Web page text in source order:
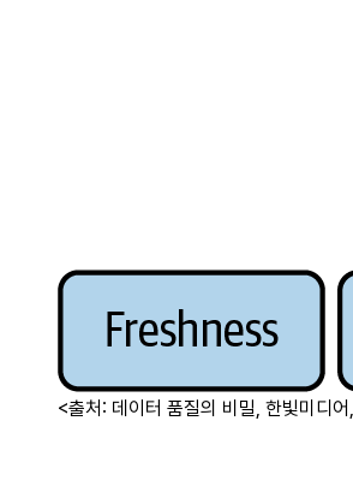
<출처: 데이터 품질의 비밀, 한빛미디